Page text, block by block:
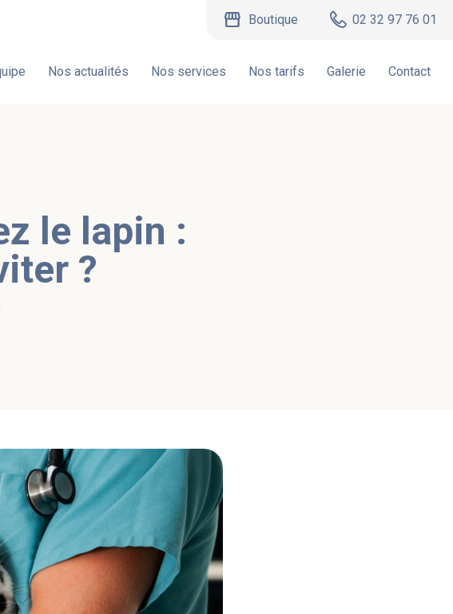
storefront Boutique 02 32 97 76 01
Nos actualités Nos services Nos tarifs Galerie Contact
le lapin :
?